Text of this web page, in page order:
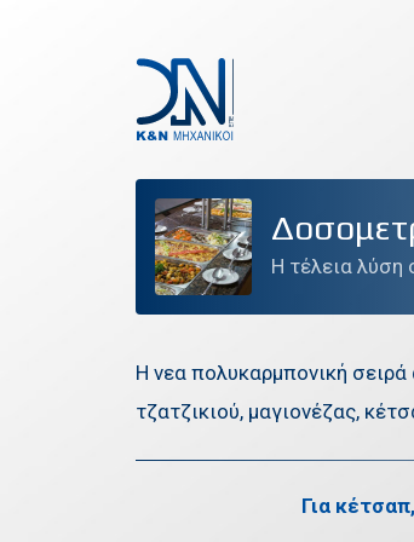
ΕΤΑΙΡΕΙΑ
ΠΡΟΪΟΝΤΑ
ΠΡΟΣΦΟΡΕΣ
ΤΕΧΝΙΚΗ ΥΠΟΣΤΗΡΙΞΗ
ΕΠΙΚΟΙΝΩΝΙΑ
Η τέλεια λύση
Η νεα πολυκαρμπονική σειρά
τζατζικιού, μαγιονέζας,
Για